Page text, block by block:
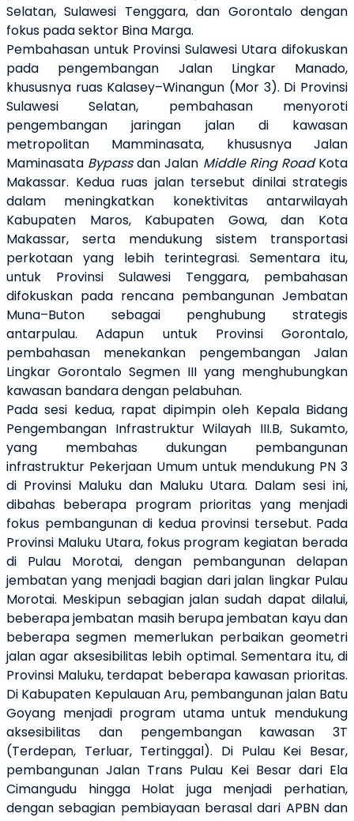
Selatan, Sulawesi Tenggara, dan Gorontalo dengan
fokus pada sektor Bina Marga.
Pembahasan untuk Provinsi Sulawesi Utara difokuskan
pada pengembangan Jalan Lingkar Manado,
khususnya ruas Kalasey–Winangun (Mor 3). Di Provinsi
Sulawesi Selatan, pembahasan menyoroti
pengembangan jaringan jalan di kawasan
metropolitan Mamminasata, khususnya Jalan
Maminasata Bypassdan Jalan Middle Ring RoadKota
Makassar. Kedua ruas jalan tersebut dinilai strategis
dalam meningkatkan konektivitas antarwilayah
Kabupaten Maros, Kabupaten Gowa, dan Kota
Makassar, serta mendukung sistem transportasi
perkotaan yang lebih terintegrasi. Sementara itu,
untuk Provinsi Sulawesi Tenggara, pembahasan
difokuskan pada rencana pembangunan Jembatan
Muna–Buton sebagai penghubung strategis
antarpulau. Adapun untuk Provinsi Gorontalo,
pembahasan menekankan pengembangan Jalan
Lingkar Gorontalo Segmen III yang menghubungkan
kawasan bandara dengan pelabuhan.
Pada sesi kedua, rapat dipimpin oleh Kepala Bidang
Pengembangan Infrastruktur Wilayah III.B, Sukamto,
yang membahas dukungan pembangunan
infrastruktur Pekerjaan Umum untuk mendukung PN 3
di Provinsi Maluku dan Maluku Utara. Dalam sesi ini,
dibahas beberapa program prioritas yang menjadi
fokus pembangunan di kedua provinsi tersebut. Pada
Provinsi Maluku Utara, fokus program kegiatan berada
di Pulau Morotai, dengan pembangunan delapan
jembatan yang menjadi bagian dari jalan lingkar Pulau
Morotai. Meskipun sebagian jalan sudah dapat dilalui,
beberapa jembatan masih berupa jembatan kayu dan
beberapa segmen memerlukan perbaikan geometri
jalan agar aksesibilitas lebih optimal. Sementara itu, di
Provinsi Maluku, terdapat beberapa kawasan prioritas.
Di Kabupaten Kepulauan Aru, pembangunan jalan Batu
Goyang menjadi program utama untuk mendukung
aksesibilitas dan pengembangan kawasan 3T
(Terdepan, Terluar, Tertinggal). Di Pulau Kei Besar,
pembangunan Jalan Trans Pulau Kei Besar dari Ela
Cimangudu hingga Holat juga menjadi perhatian,
dengan sebagian pembiayaan berasal dari APBN dan